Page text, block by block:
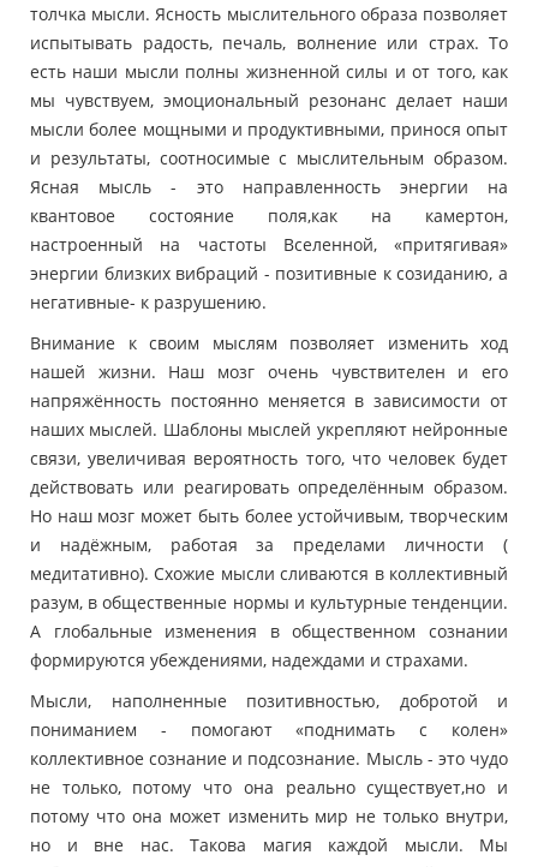
толчка мысли. Ясность мыслительного образа позволяет
испытывать радость, печаль, волнение или страх. То
есть наши мысли полны жизненной силы и от того, как
мы чувствуем, эмоциональный резонанс делает наши
мысли более мощными и продуктивными, принося опыт
и результаты, соотносимые с мыслительным образом.
Ясная мысль - это направленность энергии на
квантовое состояние поля,как на камертон,
настроенный на частоты Вселенной, «притягивая»
энергии близких вибраций - позитивные к созиданию, а
негативные- к разрушению.
Внимание к своим мыслям позволяет изменить ход
нашей жизни. Наш мозг очень чувствителен и его
напряжённость постоянно меняется в зависимости от
наших мыслей. Шаблоны мыслей укрепляют нейронные
связи, увеличивая вероятность того, что человек будет
действовать или реагировать определённым образом.
Но наш мозг может быть более устойчивым, творческим
и надёжным, работая за пределами личности (
медитативно). Схожие мысли сливаются в коллективный
разум, в общественные нормы и культурные тенденции.
А глобальные изменения в общественном сознании
формируются убеждениями, надеждами и страхами.
Мысли, наполненные позитивностью, добротой и
пониманием - помогают «поднимать с колен»
коллективное сознание и подсознание. Мысль - это чудо
не только, потому что она реально существует,но и
потому что она может изменить мир не только внутри,
но и вне нас. Такова магия каждой мысли. Мы